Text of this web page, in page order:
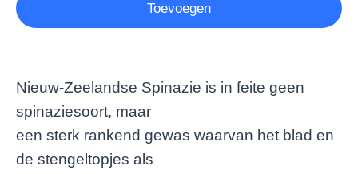
Toevoegen
Nieuw-Zeelandse Spinazie is in feite geen
spinaziesoort, maar
een sterk rankend gewas waarvan het blad en
de stengeltopjes als